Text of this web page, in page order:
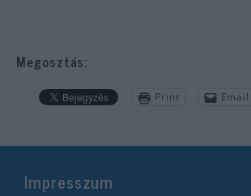
Megosztás:
Print Email
Impresszum